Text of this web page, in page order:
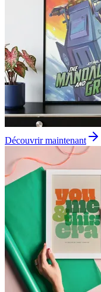
Découvrir maintenant